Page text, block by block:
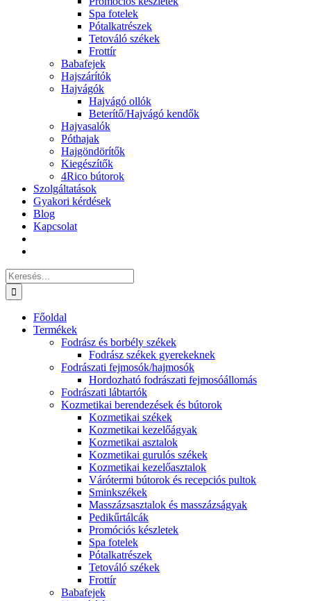
Spa fotelek
Pótalkatrészek
Tetováló székek
Frottír
Babafejek
Hajszárítók
Hajvágók
Hajvágó ollók
Beterítő/Hajvágó kendők
Hajvasalók
Póthajak
Hajgöndörítők
Kiegészítők
4Rico bútorok
Szolgáltatások
Gyakori kérdések
Blog
Kapcsolat
Keresés...
Főoldal
Termékek
Fodrász és borbély székek
Fodrász székek gyerekeknek
Fodrászati fejmosók/hajmosók
Hordozható fodrászati fejmosóállomás
Fodrászati lábtartók
Kozmetikai berendezések és bútorok
Kozmetikai székek
Kozmetikai kezelőágyak
Kozmetikai asztalok
Kozmetikai gurulós székek
Kozmetikai kezelőasztalok
Várótermi bútorok és recepciós pultok
Sminkszékek
Masszázsasztalok és masszázságyak
Pedikűrtálcák
Promóciós készletek
Spa fotelek
Pótalkatrészek
Tetováló székek
Frottír
Babafejek